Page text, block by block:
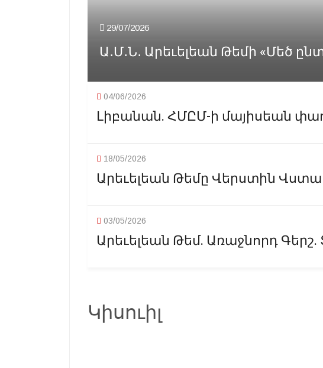
29/07/2026
Ա․Մ․Ն․ Արեւելեան Թեմի «Մեծ
04/06/2026
Լիբանան. ՀՄԸՄ-ի մայիսեան
18/05/2026
Արեւելեան Թեմը Վերստին
03/05/2026
Արեւելեան Թեմ. Առաջնորդ Գերշ.
Կիսուիլ